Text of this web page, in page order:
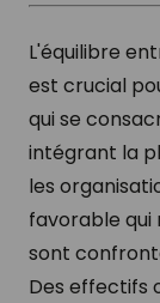
L'équilibre
est crucial
qui se
intégrant la
les
favorable qui
sont
Des effectifs